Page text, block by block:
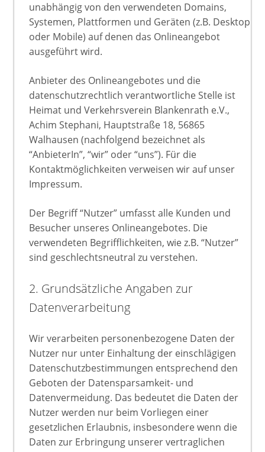
unabhängig von den verwendeten Domains,
Systemen, Plattformen und Geräten (z.B. Desktop
oder Mobile) auf denen das Onlineangebot
ausgeführt wird.
Anbieter des Onlineangebotes und die
datenschutzrechtlich verantwortliche Stelle ist
Heimat und Verkehrsverein Blankenrath e.V.,
Achim Stephani, Hauptstraße 18, 56865
Walhausen (nachfolgend bezeichnet als
“AnbieterIn”, “wir” oder “uns”). Für die
Kontaktmöglichkeiten verweisen wir auf unser
Impressum.
Der Begriff “Nutzer” umfasst alle Kunden und
Besucher unseres Onlineangebotes. Die
verwendeten Begrifflichkeiten, wie z.B. “Nutzer”
sind geschlechtsneutral zu verstehen.
2. Grundsätzliche Angaben zur
Datenverarbeitung
Wir verarbeiten personenbezogene Daten der
Nutzer nur unter Einhaltung der einschlägigen
Datenschutzbestimmungen entsprechend den
Geboten der Datensparsamkeit- und
Datenvermeidung. Das bedeutet die Daten der
Nutzer werden nur beim Vorliegen einer
gesetzlichen Erlaubnis, insbesondere wenn die
Daten zur Erbringung unserer vertraglichen